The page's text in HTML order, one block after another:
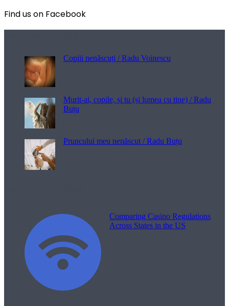
Find us on Facebook
Copiii nenăscuți / Radu Voinescu
Murit-ai, copile, și tu (și lumea cu tine) / Radu
Buțu
Pruncului meu nenăscut / Radu Buțu
Comparing Casino Regulations
Across States in the US